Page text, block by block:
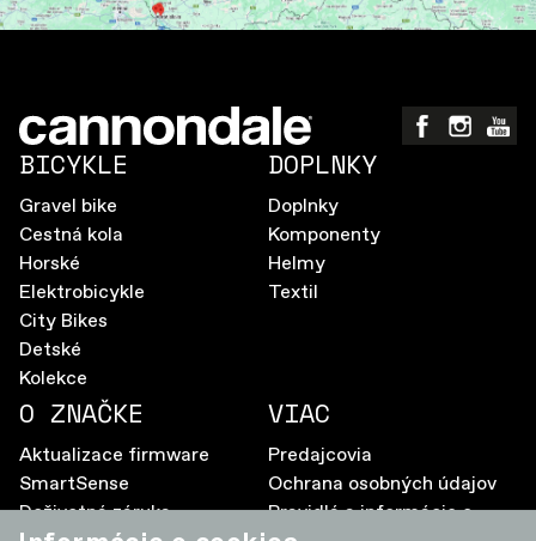
BICYKLE
Gravel bike
Cestná kola
Horské
Elektrobicykle
City Bikes
Detské
Kolekce
DOPLNKY
Doplnky
Komponenty
Helmy
Textil
O ZNAČKE
Aktualizace firmware
SmartSense
Doživotná záruka
VIAC
Predajcovia
Ochrana osobných údajov
Pravidlá a informácie o